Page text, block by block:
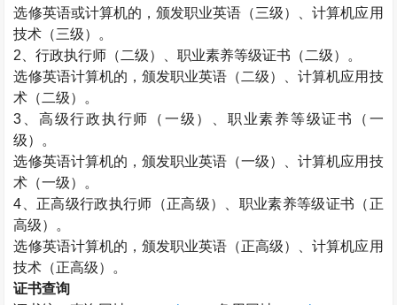
选修英语或计算机的，颁发职业英语（三级）、计算机应用
技术（三级）。
2、行政执行师 （二级）、职业素养等级证书（二级）。
选修英语计算机的，颁发职业英语（二级）、计算机应用技
术（二级）。
3、高级行政执行师
（一级）、职业素养等级证书（一
级）。
选修英语计算机的，颁发职业英语（一级）、计算机应用技
术（一级）。
4、正高级行政执行师 （正高级）、职业素养等级证书（正
高级）。
选修英语计算机的，颁发职业英语（正高级）、计算机应用
技术（正高级）。
证书查询